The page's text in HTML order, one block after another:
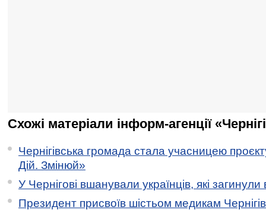
Схожі матеріали інформ-агенції
Чернігівська громада стала учасницею
Дій. Змінюй»
У Чернігові вшанували українців, які загинули
Президент присвоїв шістьом медикам